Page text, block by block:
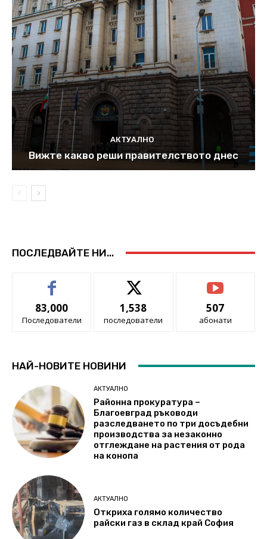
АКТУАЛНО
Вижте какво реши правителството днес
ПОСЛЕДВАЙТЕ НИ...
83,000
Последователи
1,538
последователи
507
абонати
НАЙ-НОВИТЕ НОВИНИ
АКТУАЛНО
Районна прокуратура –
Благоевград ръководи
разследването по три досъдебни
производства за незаконно
отглеждане на растения от рода
на конопа
АКТУАЛНО
Откриха голямо количество
райски газ в склад край София